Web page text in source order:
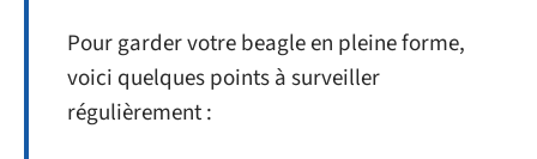
Pour garder votre beagle en pleine forme,
voici quelques points à surveiller
régulièrement :